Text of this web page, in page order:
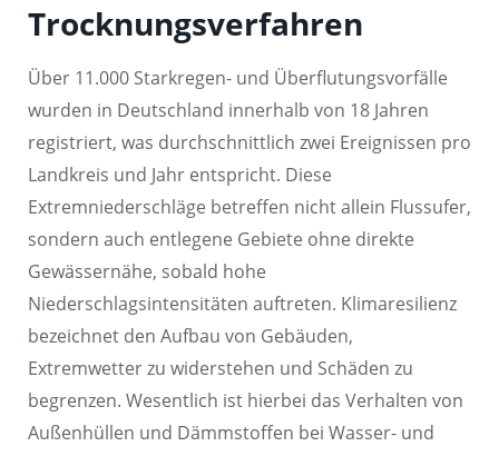
Trocknungsverfahren
Über 11.000 Starkregen- und Überflutungsvorfälle
wurden in Deutschland innerhalb von 18 Jahren
registriert, was durchschnittlich zwei Ereignissen pro
Landkreis und Jahr entspricht. Diese
Extremniederschläge betreffen nicht allein Flussufer,
sondern auch entlegene Gebiete ohne direkte
Gewässernähe, sobald hohe
Niederschlagsintensitäten auftreten. Klimaresilienz
bezeichnet den Aufbau von Gebäuden,
Extremwetter zu widerstehen und Schäden zu
begrenzen. Wesentlich ist hierbei das Verhalten von
Außenhüllen und Dämmstoffen bei Wasser- und